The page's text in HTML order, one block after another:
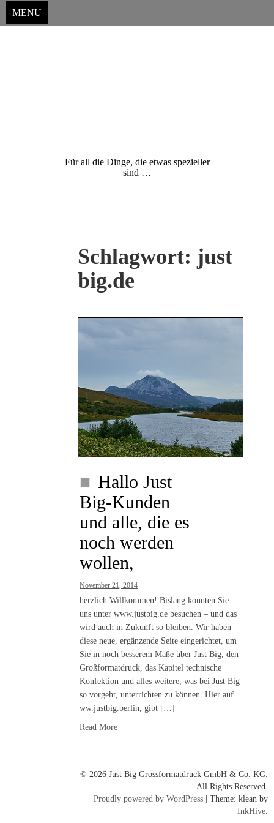
MENU
Für all die Dinge, die etwas spezieller
sind …
content
Schlagwort: just
big.de
Hallo Just
Big-Kunden
und alle, die es
noch werden
wollen,
November 21, 2014
herzlich Willkommen! Bislang konnten Sie
uns unter www.justbig.de besuchen – und das
wird auch in Zukunft so bleiben. Wir haben
diese neue, ergänzende Seite eingerichtet, um
Sie in noch besserem Maße über Just Big, den
Großformatdruck, das Kapitel technische
Konfektion und alles weitere, was bei Just Big
so vorgeht, unterrichten zu können. Hier auf
ww.justbig.berlin, gibt […]
Read More
© 2026 Just Big Grossformatdruck GmbH & Co. KG.
All Rights Reserved.
Proudly powered by WordPress
Theme: klean by
InkHive.